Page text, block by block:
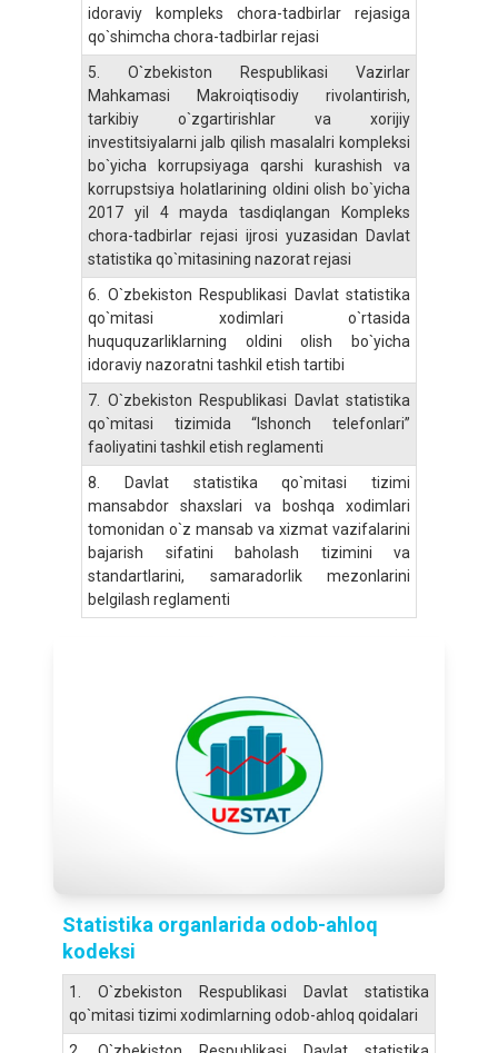
idoraviy kompleks chora-tadbirlar rejasiga
qo`shimcha chora-tadbirlar rejasi
5. O`zbekiston Respublikasi Vazirlar
Mahkamasi Makroiqtisodiy rivolantirish,
tarkibiy o`zgartirishlar va xorijiy
investitsiyalarni jalb qilish masalalri kompleksi
bo`yicha korrupsiyaga qarshi kurashish va
korrupstsiya holatlarining oldini olish bo`yicha
2017 yil 4 mayda tasdiqlangan Kompleks
chora-tadbirlar rejasi ijrosi yuzasidan Davlat
statistika qo`mitasining nazorat rejasi
6. O`zbekiston Respublikasi Davlat statistika
qo`mitasi xodimlari o`rtasida
huququzarliklarning oldini olish bo`yicha
idoraviy nazoratni tashkil etish tartibi
7. O`zbekiston Respublikasi Davlat statistika
qo`mitasi tizimida “Ishonch telefonlari”
faoliyatini tashkil etish reglamenti
8.
Davlat statistika qo`mitasi tizimi
mansabdor shaxslari va boshqa xodimlari
tomonidan o`z mansab va xizmat vazifalarini
bajarish sifatini baholash tizimini va
standartlarini, samaradorlik mezonlarini
belgilash reglamenti
Statistika organlarida odob-ahloq
kodeksi
1. O`zbekiston Respublikasi Davlat statistika
qo`mitasi tizimi xodimlarning odob-ahloq qoidalari